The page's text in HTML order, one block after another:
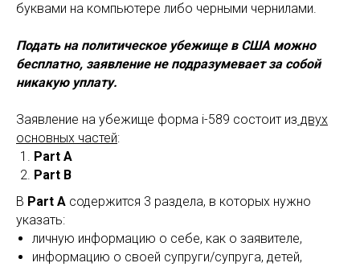
буквами на компьютере либо черными чернилами.
Подать на политическое убежище в США можно
бесплатно, заявление не подразумевает за собой
никакую уплату.
Заявление на убежище форма i-589 состоит из двух
основных частей:
Part A
Part B
В Part A содержится 3 раздела, в которых нужно
указать:
личную информацию о себе, как о заявителе,
информацию о своей супруги/супруга, детей,